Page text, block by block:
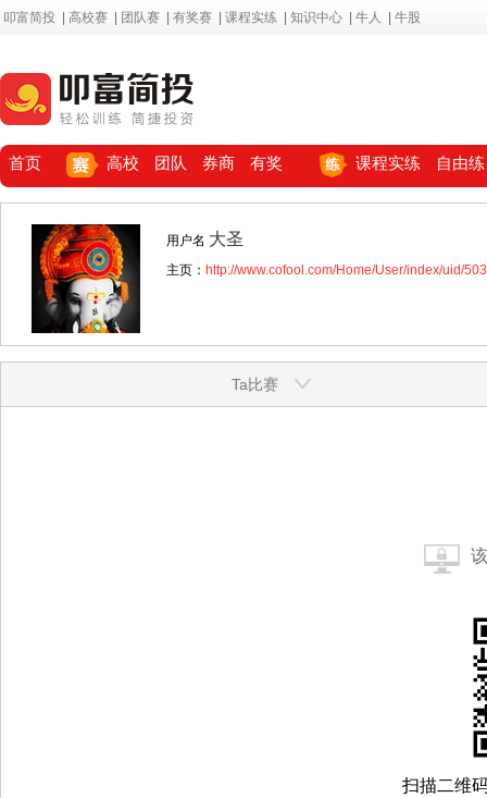
叩富简投 高校赛 团队赛 有奖赛 课程实练 知识中心 牛人 牛股
首页 高校 团队 券商 有奖 课程实练 自由练
用户名 大圣
主页： http://www.cofool.com/Home/User/index/uid/
Ta比赛
扫描二维